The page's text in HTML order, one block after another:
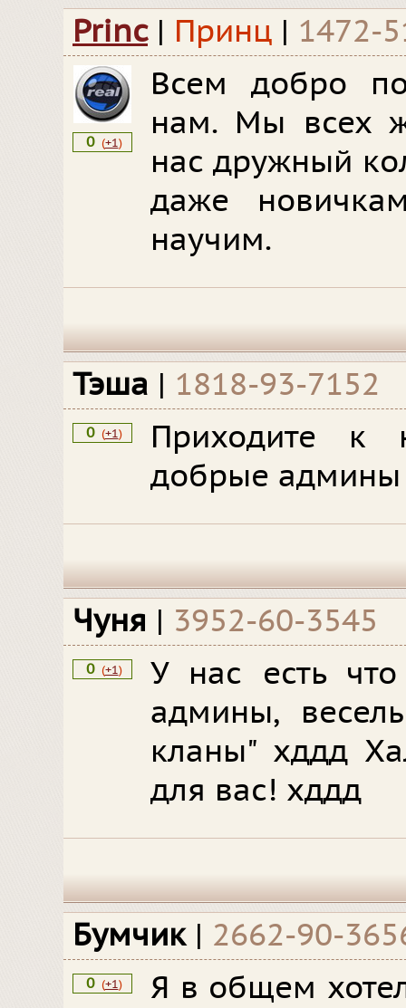
Princ | Принц | 1472-
0 (+1)
Всем добро
нам. Мы всех
нас дружный
даже
научим.
Тэша | 1818-93-7152
0 (+1)
Приходите к
добрые админы
Чуня | 3952-60-3545
0 (+1)
У нас есть
админы,
кланы" хддд
для вас! хддд
Бумчик | 2662-90-
0 (+1)
Я в общем